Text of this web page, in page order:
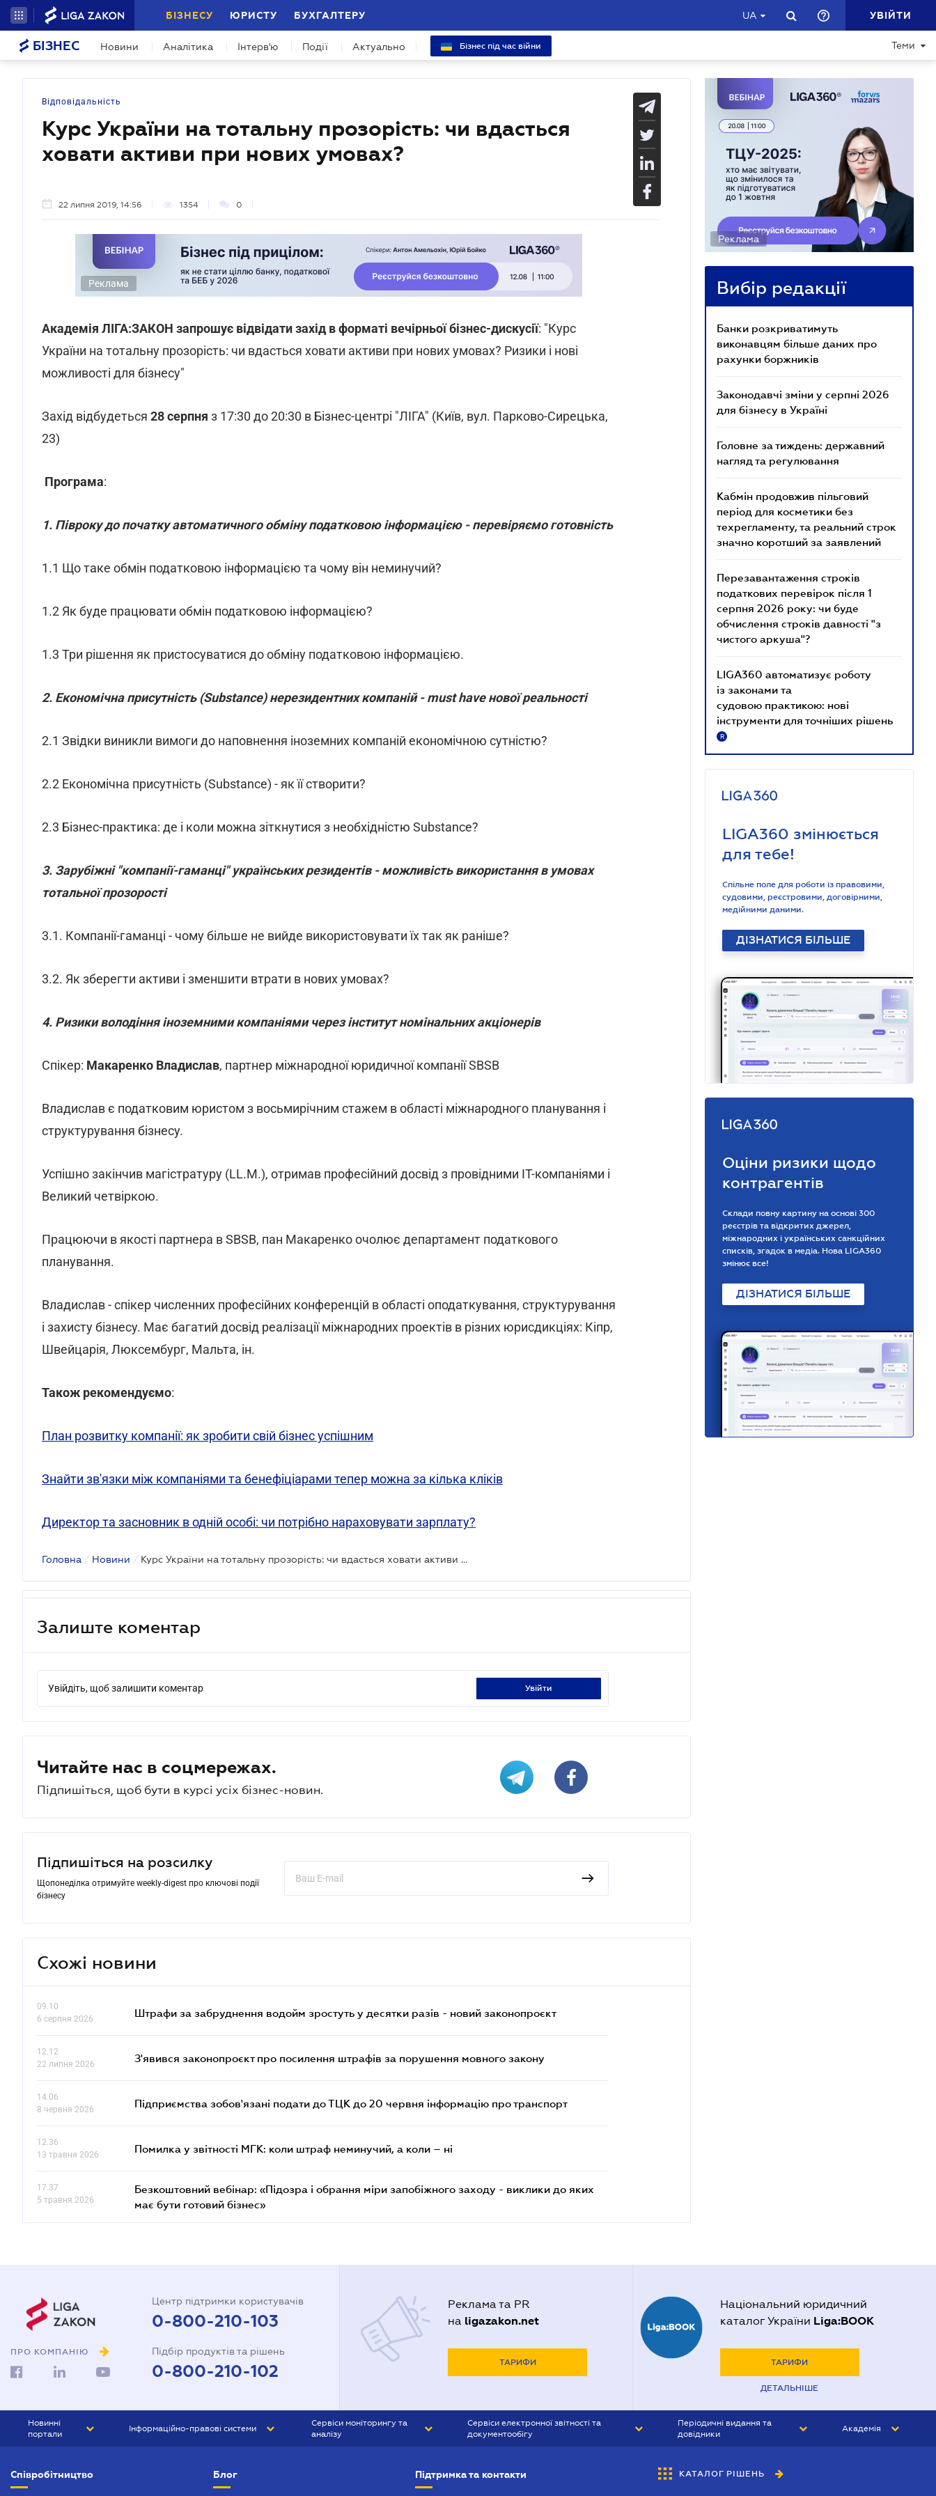
БІЗНЕСУ ЮРИСТУ БУХГАЛТЕРУ UA УВІЙТИ
БІЗНЕС Новини Аналітика Інтерв'ю Події Актуально Бізнес під час війни Теми
Відповідальність
Курс України на тотальну прозорість: чи вдасться
ховати активи при нових умовах?
22 липня 2019, 14:56 1354 0
Реклама
Академія ЛІГА:ЗАКОН запрошує відвідати захід в форматі вечірньої бізнес-дискусії: "Курс
України на тотальну прозорість: чи вдасться ховати активи при нових умовах? Ризики і нові
можливості для бізнесу"
Захід відбудеться 28 серпня з 17:30 до 20:30 в Бізнес-центрі "ЛІГА" (Київ, вул. Парково-Сирецька,
23)
Програма:
1. Півроку до початку автоматичного обміну податковою інформацією - перевіряємо готовність
1.1 Що таке обмін податковою інформацією та чому він неминучий?
1.2 Як буде працювати обмін податковою інформацією?
1.3 Три рішення як пристосуватися до обміну податковою інформацією.
2. Економічна присутність (Substance) нерезидентних компаній - must have нової реальності
2.1 Звідки виникли вимоги до наповнення іноземних компаній економічною сутністю?
2.2 Економічна присутність (Substance) - як її створити?
2.3 Бізнес-практика: де і коли можна зіткнутися з необхідністю Substance?
3. Зарубіжні "компанії-гаманці" українських резидентів - можливість використання в умовах
тотальної прозорості
3.1. Компанії-гаманці - чому більше не вийде використовувати їх так як раніше?
3.2. Як зберегти активи і зменшити втрати в нових умовах?
4. Ризики володіння іноземними компаніями через інститут номінальних акціонерів
Спікер: Макаренко Владислав, партнер міжнародної юридичної компанії SBSB
Владислав є податковим юристом з восьмирічним стажем в області міжнародного планування і
структурування бізнесу.
Успішно закінчив магістратуру (LL.M.), отримав професійний досвід з провідними ІТ-компаніями і
Великий четвіркою.
Працюючи в якості партнера в SBSB, пан Макаренко очолює департамент податкового
планування.
Владислав - спікер численних професійних конференцій в області оподаткування, структурування
і захисту бізнесу. Має багатий досвід реалізації міжнародних проектів в різних юрисдикціях: Кіпр,
Швейцарія, Люксембург, Мальта, ін.
Також рекомендуємо:
План розвитку компанії: як зробити свій бізнес успішним
Знайти зв'язки між компаніями та бенефіціарами тепер можна за кілька кліків
Директор та засновник в одній особі: чи потрібно нараховувати зарплату?
Головна / Новини / Курс України на тотальну прозорість: чи вдасться ховати активи при нових умовах?
Залиште коментар
Увійдіть, щоб залишити коментар увійти
Читайте нас в соцмережах.
Підпишіться, щоб бути в курсі усіх бізнес-новин.
Підпишіться на розсилку
Щопонеділка отримуйте weekly-digest про ключові події
бізнесу
Схожі новини
09.10
6 серпня 2026
Штрафи за забруднення водойм зростуть у десятки разів - новий законопроєкт
12.12
22 липня 2026
З'явився законопроєкт про посилення штрафів за порушення мовного закону
14.06
8 червня 2026
Підприємства зобов'язані подати до ТЦК до 20 червня інформацію про транспорт
12.36
13 травня 2026
Помилка у звітності МГК: коли штраф неминучий, а коли – ні
17.37
5 травня 2026
Безкоштовний вебінар: «Підозра і обрання міри запобіжного заходу - виклики до яких
має бути готовий бізнес»
Реклама
Вибір редакції
Банки розкриватимуть
виконавцям більше даних про
рахунки боржників
Законодавчі зміни у серпні 2026
для бізнесу в Україні
Головне за тиждень: державний
нагляд та регулювання
Кабмін продовжив пільговий
період для косметики без
техрегламенту, та реальний строк
значно коротший за заявлений
Перезавантаження строків
податкових перевірок після 1
серпня 2026 року: чи буде
обчислення строків давності "з
чистого аркуша"?
LIGA360 автоматизує роботу
із законами та
судовою практикою: нові
інструменти для точніших рішень
R
LIGA360 змінюється
для тебе!
Спільне поле для роботи із правовими,
судовими, реєстровими, договірними,
медійними даними.
ДІЗНАТИСЯ БІЛЬШЕ
Оціни ризики щодо
контрагентів
Склади повну картину на основі 300
реєстрів та відкритих джерел,
міжнародних і українських санкційних
списків, згадок в медіа. Нова LIGA360
змінює все!
ДІЗНАТИСЯ БІЛЬШЕ
ПРО КОМПАНІЮ
Центр підтримки користувачів
0-800-210-103
Підбір продуктів та рішень
0-800-210-102
Реклама та PR
на ligazakon.net
ТАРИФИ
Національний юридичний
каталог України Liga:BOOK
ТАРИФИ
ДЕТАЛЬНІШЕ
Новинні
портали
БІЗНЕС
Інформаційно-правові системи
Сервіси моніторингу та
аналізу
Сервіси електронної звітності та
документообігу
Періодичні видання та
довідники
БУХГАЛТЕР&ЗАКОН
Академія
Співробітництво Блог Підтримка та контакти КАТАЛОГ РІШЕНЬ